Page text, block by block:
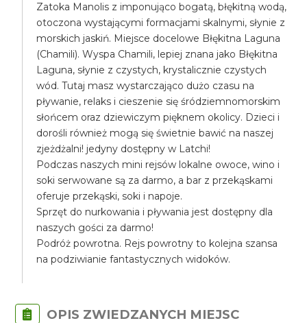
Zatoka Manolis z imponująco bogatą, błękitną wodą,
otoczona wystającymi formacjami skalnymi, słynie z
morskich jaskiń. Miejsce docelowe Błękitna Laguna
(Chamili). Wyspa Chamili, lepiej znana jako Błękitna
Laguna, słynie z czystych, krystalicznie czystych
wód. Tutaj masz wystarczająco dużo czasu na
pływanie, relaks i cieszenie się śródziemnomorskim
słońcem oraz dziewiczym pięknem okolicy. Dzieci i
dorośli również mogą się świetnie bawić na naszej
zjeżdżalni! jedyny dostępny w Latchi!
Podczas naszych mini rejsów lokalne owoce, wino i
soki serwowane są za darmo, a bar z przekąskami
oferuje przekąski, soki i napoje.
Sprzęt do nurkowania i pływania jest dostępny dla
naszych gości za darmo!
Podróż powrotna. Rejs powrotny to kolejna szansa
na podziwianie fantastycznych widoków.
OPIS ZWIEDZANYCH MIEJSC